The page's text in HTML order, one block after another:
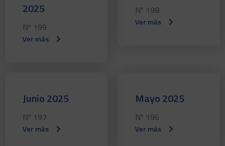
2025
Nº 199
Ver más
Nº 198
Ver más
Junio 2025
Nº 197
Ver más
Mayo 2025
Nº 196
Ver más